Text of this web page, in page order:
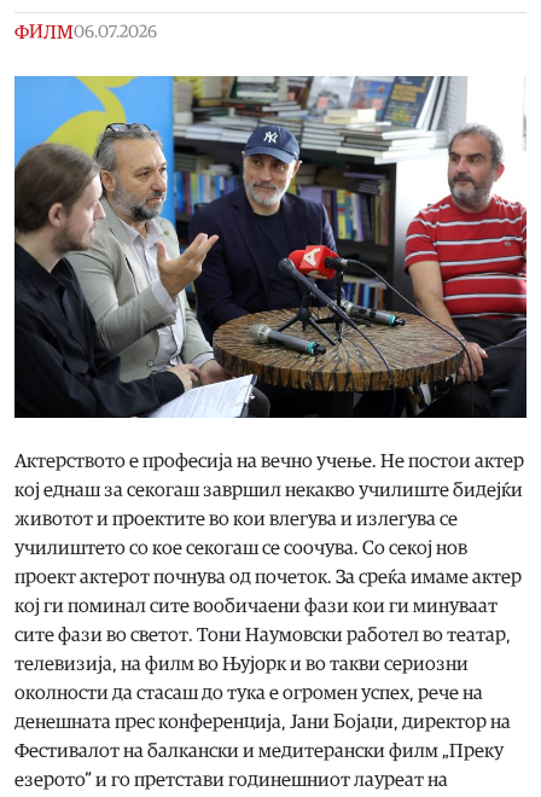
ФИЛМ06.07.2026
Актерството е професија на вечно учење. Не постои актер
кој еднаш за секогаш завршил некакво училиште бидејќи
животот и проектите во кои влегува и излегува се
училиштето со кое секогаш се соочува. Со секој нов
проект актерот почнува од почеток. За среќа имаме актер
кој ги поминал сите вообичаени фази кои ги минуваат
сите фази во светот. Тони Наумовски работел во театар,
телевизија, на филм во Њујорк и во такви сериозни
околности да стасаш до тука е огромен успех, рече на
денешната прес конференција, Јани Бојаџи, директор на
Фестивалот на балкански и медитерански филм „Преку
езерото“ и го претстави годинешниот лауреат на